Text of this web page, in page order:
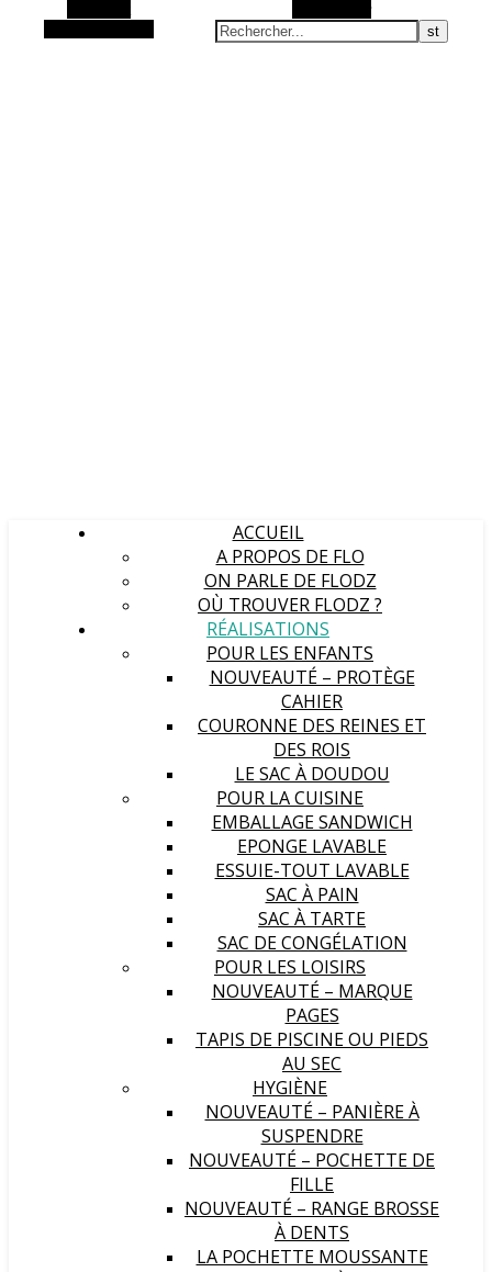
ACCUEIL
A PROPOS DE FLO
ON PARLE DE FLODZ
OÙ TROUVER FLODZ ?
RÉALISATIONS
POUR LES ENFANTS
NOUVEAUTÉ – PROTÈGE
CAHIER
COURONNE DES REINES ET
DES ROIS
LE SAC À DOUDOU
POUR LA CUISINE
EMBALLAGE SANDWICH
EPONGE LAVABLE
ESSUIE-TOUT LAVABLE
SAC À PAIN
SAC À TARTE
SAC DE CONGÉLATION
POUR LES LOISIRS
NOUVEAUTÉ – MARQUE
PAGES
TAPIS DE PISCINE OU PIEDS
AU SEC
HYGIÈNE
NOUVEAUTÉ – PANIÈRE À
SUSPENDRE
NOUVEAUTÉ – POCHETTE DE
FILLE
NOUVEAUTÉ – RANGE BROSSE
À DENTS
LA POCHETTE MOUSSANTE